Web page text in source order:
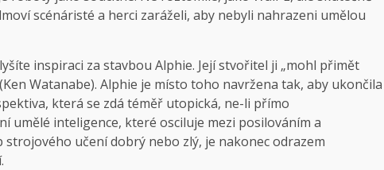
scénáristé a herci zaráželi, aby nebyli nahrazeni umělou
inspiraci za stavbou Alphie. Její stvořitel ji „mohl přimět
Watanabe). Alphie je místo toho navržena tak, aby ukončila
která se zdá téměř utopická, ne-li přímo
umělé inteligence, které osciluje mezi posilováním a
učení dobrý nebo zlý, je nakonec odrazem